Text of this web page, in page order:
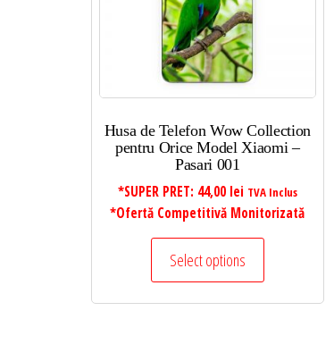
Husa de Telefon Wow Collection
pentru Orice Model Xiaomi –
Pasari 001
*SUPER PRET: 44,00 lei TVA Inclus
*Ofertă Competitivă Monitorizată
Select options